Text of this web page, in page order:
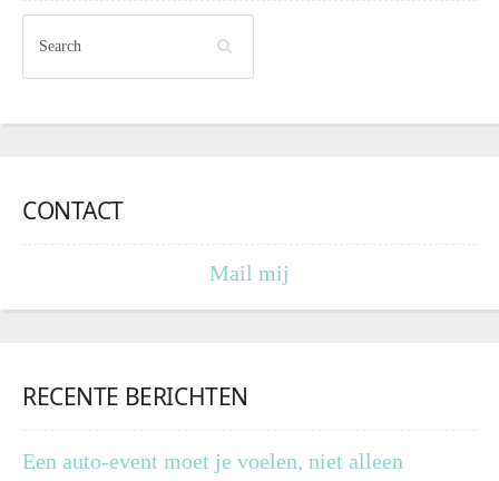
CONTACT
Mail mij
RECENTE BERICHTEN
Een auto-event moet je voelen, niet alleen